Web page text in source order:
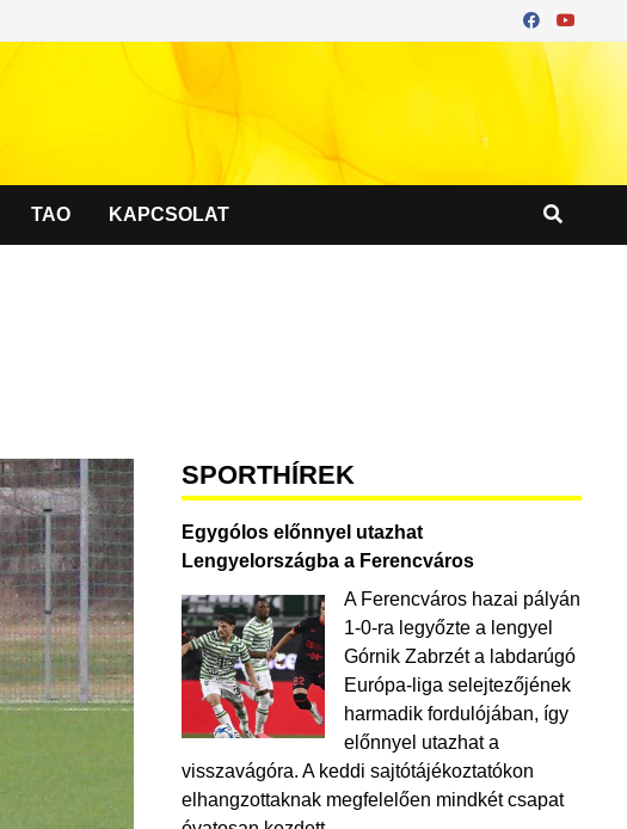
TAO KAPCSOLAT
SPORTHÍREK
Egygólos előnnyel utazhat
Lengyelországba a Ferencváros
A Ferencváros hazai pályán
1-0-ra legyőzte a lengyel
Górnik Zabrzét a labdarúgó
Európa-liga selejtezőjének
harmadik fordulójában, így
előnnyel utazhat a
visszavágóra. A keddi sajtótájékoztatókon
elhangzottaknak megfelelően mindkét csapat